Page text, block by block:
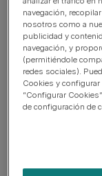
Perro tranquilo
No es un
Puede
mascotas
Puede
navegación,
nosotros como a
publicidad y
navegación, y
(permitiéndole
redes sociales).
Cookies y
“Configurar
de configuración de